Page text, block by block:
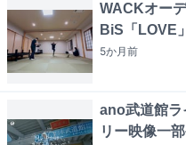
WACKオー
BiS「LOVE
5か月前
ano武道館ラ
リー映像一